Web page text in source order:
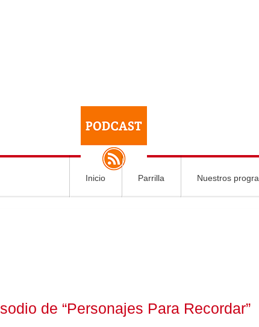
Inicio Parrilla Nuestros
de “Personajes Para Recordar”